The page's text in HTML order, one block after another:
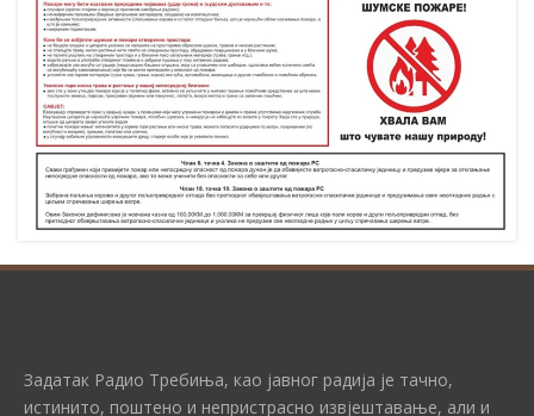
Задатак Радио Требиња, као јавног радија је тачно,
истинито, поштено и непристрасно извјештавање, али и